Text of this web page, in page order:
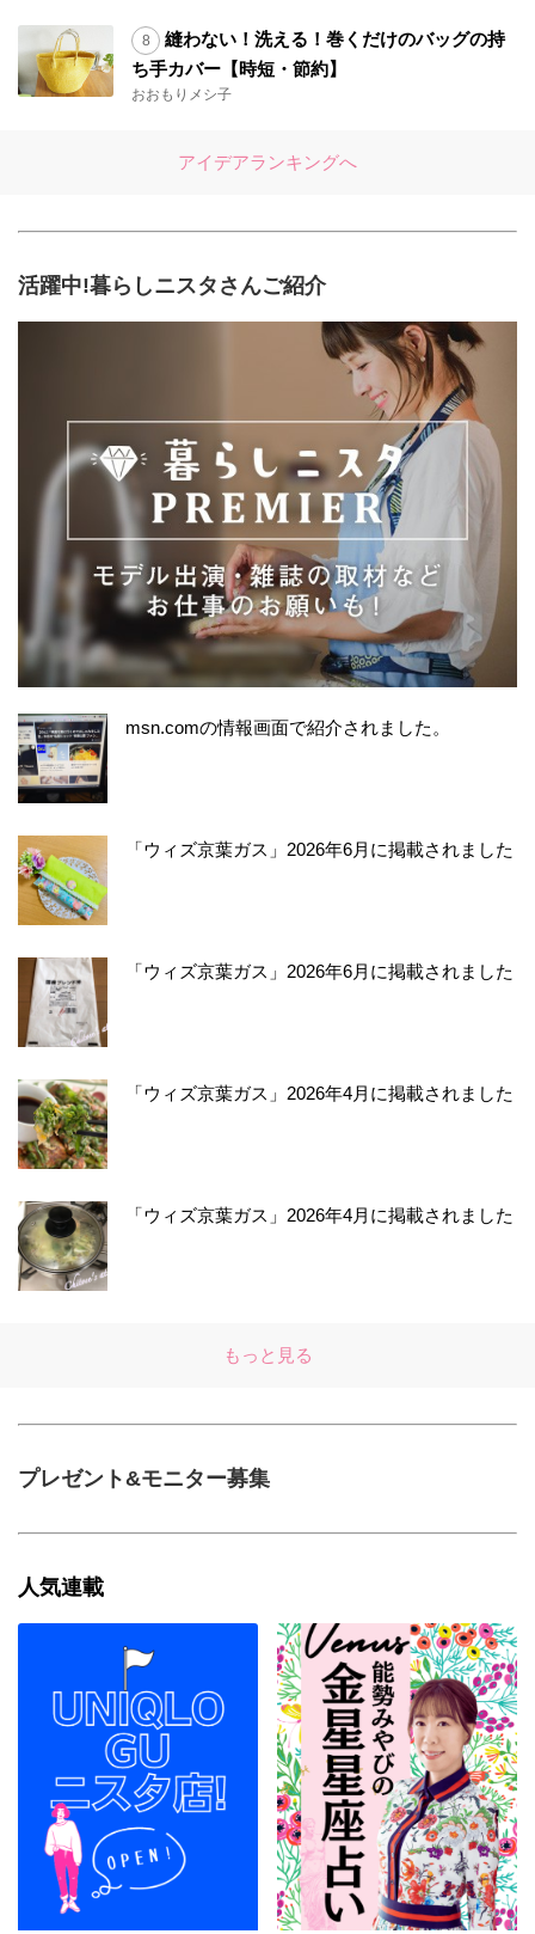
縫わない！洗える！巻くだけのバッグの持
ち手カバー【時短・節約】
おおもりメシ子
アイデアランキングへ
活躍中!暮らしニスタさんご紹介
msn.comの情報画面で紹介されました。
「ウィズ京葉ガス」2026年6月に掲載されました
「ウィズ京葉ガス」2026年6月に掲載されました
「ウィズ京葉ガス」2026年4月に掲載されました
「ウィズ京葉ガス」2026年4月に掲載されました
もっと見る
プレゼント&モニター募集
人気連載